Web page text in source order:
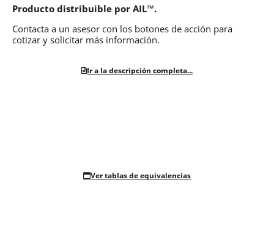
Producto distribuible por AIL™.
Contacta a un asesor con los botones de acción para
cotizar y solicitar más información.
Ir a la descripción completa...
Ver tablas de equivalencias